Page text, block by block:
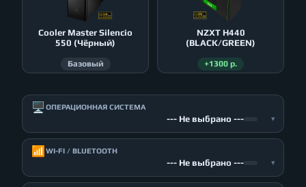
Cooler Master Silencio
550 (Чёрный)
Базовый
NZXT H440
(BLACK/GREEN)
+1300 р.
🖥️ ОПЕРАЦИОННАЯ СИСТЕМА
--- Не выбрано --- ▾
📶 WI-FI / BLUETOOTH
--- Не выбрано --- ▾